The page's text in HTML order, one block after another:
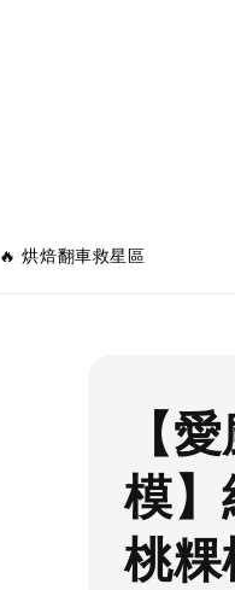
🔥 烘焙翻車救星區
【
模】
桃粿